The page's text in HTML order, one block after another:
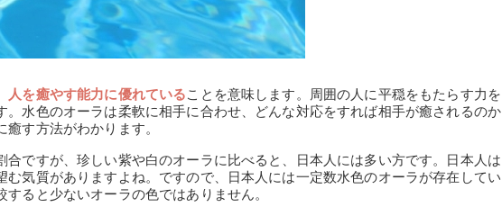
人を癒やす能力に優れていることを意味します。周囲の人に平穏をもたらす力を
。水色のオーラは柔軟に相手に合わせ、どんな対応をすれば相手が癒されるのか
癒す方法がわかります。
合ですが、珍しい紫や白のオーラに比べると、日本人には多い方です。日本人は
む気質がありますよね。ですので、日本人には一定数水色のオーラが存在してい
すると少ないオーラの色ではありません。